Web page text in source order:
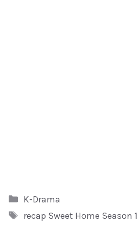
Kategori
K-Drama
Tag
recap Sweet Home Season 1